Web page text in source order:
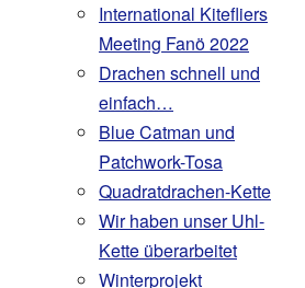
International Kitefliers
Meeting Fanö 2022
Drachen schnell und
einfach…
Blue Catman und
Patchwork-Tosa
Quadratdrachen-Kette
Wir haben unser Uhl-
Kette überarbeitet
Winterprojekt